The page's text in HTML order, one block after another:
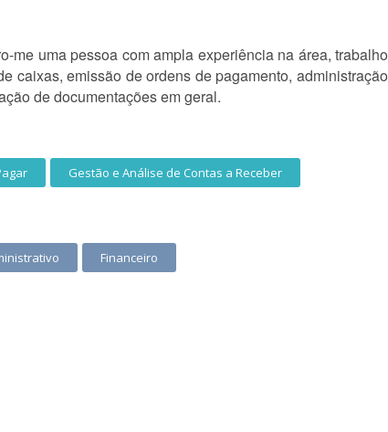
me uma pessoa com ampla experiência na área, trabalho
caixas, emissão de ordens de pagamento, administração
de documentações em geral.
Gestão e Análise de Contas a Receber
Financeiro